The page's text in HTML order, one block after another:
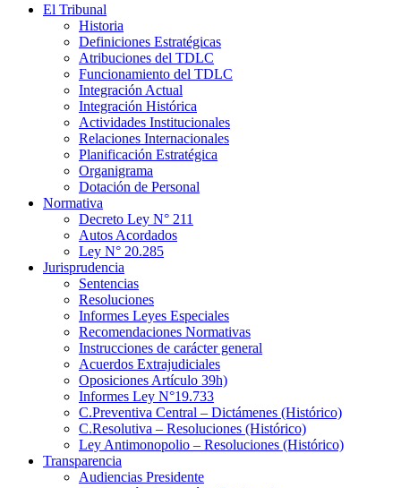
El Tribunal
Historia
Definiciones Estratégicas
Atribuciones del TDLC
Funcionamiento del TDLC
Integración Actual
Integración Histórica
Actividades Institucionales
Relaciones Internacionales
Planificación Estratégica
Organigrama
Dotación de Personal
Normativa
Decreto Ley N° 211
Autos Acordados
Ley N° 20.285
Jurisprudencia
Sentencias
Resoluciones
Informes Leyes Especiales
Recomendaciones Normativas
Instrucciones de carácter general
Acuerdos Extrajudiciales
Oposiciones Artículo 39h)
Informes Ley N°19.733
C.Preventiva Central – Dictámenes (Histórico)
C.Resolutiva – Resoluciones (Histórico)
Ley Antimonopolio – Resoluciones (Histórico)
Transparencia
Audiencias Presidente